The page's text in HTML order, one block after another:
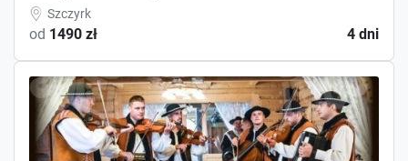
Szczyrk
od 1490 zł 4 dni